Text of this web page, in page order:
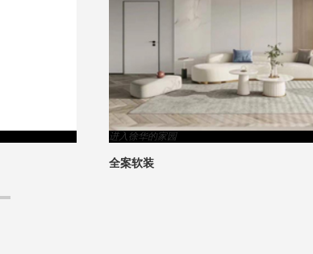
进入徐华的家园
全案软装